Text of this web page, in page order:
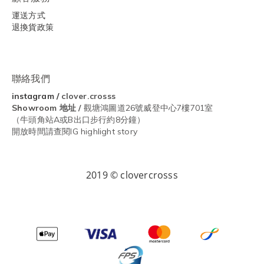
運送方式
退換貨政策
聯絡我們
instagram/ clover.crosss
Showroom 地址 / 觀塘鴻圖道26號威登中心7樓701室
（牛頭角站A或B出口步行約8分鐘）
開放時間請查閱IG highlight story
2019 © clovercrosss